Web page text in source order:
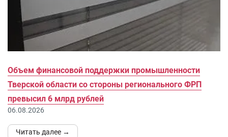
Объем финансовой поддержки промышленности
Тверской области со стороны регионального ФРП
превысил 6 млрд рублей
06.08.2026
Читать далее →